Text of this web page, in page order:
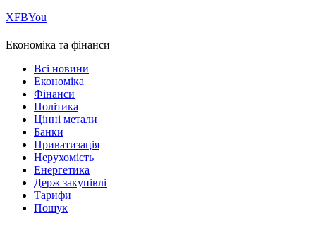
ХFBYou
Економіка та фінанси
Всі новини
Економіка
Фінанси
Політика
Цінні метали
Банки
Приватизація
Нерухомість
Енергетика
Держ закупівлі
Тарифи
Пошук